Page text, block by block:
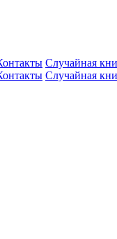
Случайная
Случайная